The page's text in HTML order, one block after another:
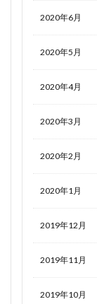
2020年6月
2020年5月
2020年4月
2020年3月
2020年2月
2020年1月
2019年12月
2019年11月
2019年10月